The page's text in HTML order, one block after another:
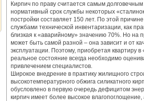
Кирпич по праву считается самым
нормативный срок службы некоторых
постройки составляет 150 лет. По этой
службами технической инвентаризации, как
близкая к «аварийному» значению 70%. Но на
может быть самой разной – она зависит и от
эксплуатации. Поэтому, приобретая квартиру
реальное состояние всегда необходимо
привлечением специалистов.
Широкое внедрение в практику жилищного
высокотемпературного обжига силикатного
обусловлено в первую очередь дефицитом
кирпич имеет более высокое